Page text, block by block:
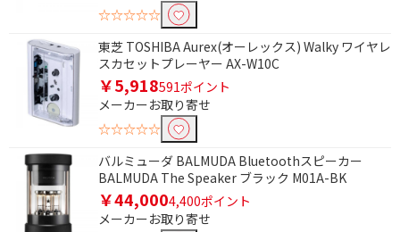
☆☆☆☆☆
東芝 TOSHIBA Aurex(オーレックス) Walky ワイヤレ
スカセットプレーヤー AX-W10C
￥5,918591ポイント
メーカーお取り寄せ
☆☆☆☆☆
バルミューダ BALMUDA Bluetoothスピーカー
BALMUDA The Speaker ブラック M01A-BK
￥44,0004,400ポイント
メーカーお取り寄せ
Bluetooth対応で絞り込む
Bluetooth対応
Wi-Fiで絞り込む
Wi-Fi非対応
ワイドFMで絞り込む
ワイドFM非対応